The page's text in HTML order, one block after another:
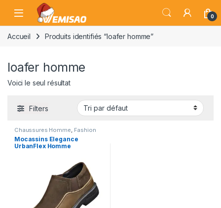
Skip to navigation
Skip to content
Open 0
Accueil Produits identifiés “loafer homme”
loafer homme
Voici le seul résultat
Filters
Chaussures Homme Fashion
Mocassins Elegance
UrbanFlex Homme